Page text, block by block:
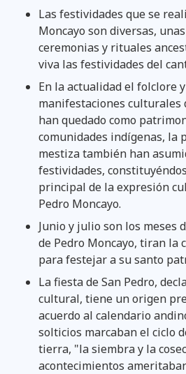
Las festividades que se
Moncayo son diversas,
ceremonias y rituales
viva las festividades del
En la actualidad el folclore
manifestaciones culturales
han quedado como
comunidades indígenas, la
mestiza también han
festividades,
principal de la expresión
Pedro Moncayo.
Junio y julio son los meses
de Pedro Moncayo, tiran la
para festejar a su santo
La fiesta de San Pedro,
cultural, tiene un origen
acuerdo al calendario
solticios marcaban el ciclo
tierra, "la siembra y la
acontecimientos